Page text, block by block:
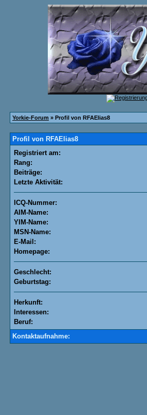
Yorkie-Forum » Profil von RFAElias8
Profil von RFAElias8
Registriert am:
Rang:
Beiträge:
Letzte Aktivität:
ICQ-Nummer:
AIM-Name:
YIM-Name:
MSN-Name:
E-Mail:
Homepage:
Geschlecht:
Geburtstag:
Herkunft:
Interessen:
Beruf:
Kontaktaufnahme: